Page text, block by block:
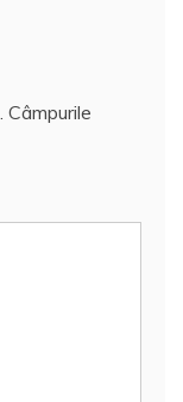
Câmpurile